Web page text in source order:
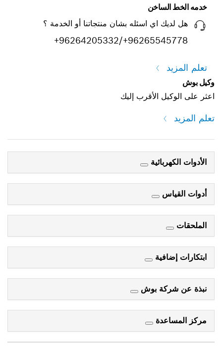
خدمه الخط الساخن
هل لديك اي اسئله بشان منتجاتنا أو الخدمة ؟
+96264205332/+96265545778
تعلم المزيد
وكيل بوش
اعثر على الوكيل الأقرب إليك
تعلم المزيد
الأدوات الكهربائية
أدوات القياس
الملحقات
ابتكارات إضافية
نبذة عن شركة بوش
مركز المساعدة